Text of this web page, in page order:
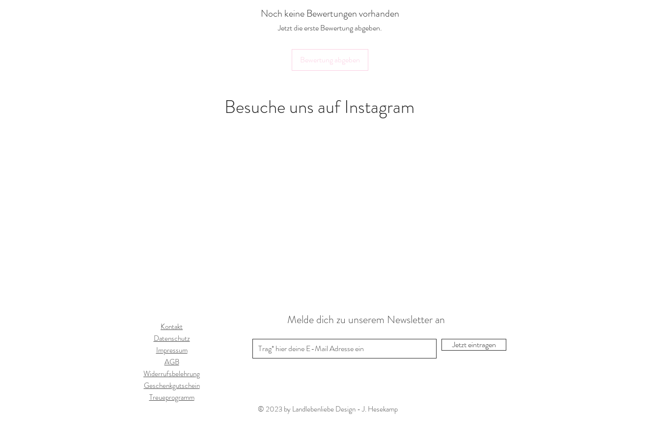
Noch keine Bewertungen vorhanden
Jetzt die erste Bewertung abgeben.
Bewertung abgeben
Besuche uns auf Instagram
Kontakt
Datenschutz
Impressum
AGB
Widerrufsbelehrung
Geschenkgutschein
Treueprogramm
Melde dich zu unserem Newsletter an
Jetzt eintragen
© 2023 by Landlebenliebe Design - J. Hesekamp